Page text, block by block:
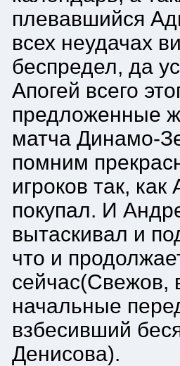
плевавшийся
всех неудачах
беспредел, да
Апогей всего
предложенные
матча Динамо-
помним
игроков так,
покупал. И
вытаскивал и
что и
начальные
взбесивший
Денисова).